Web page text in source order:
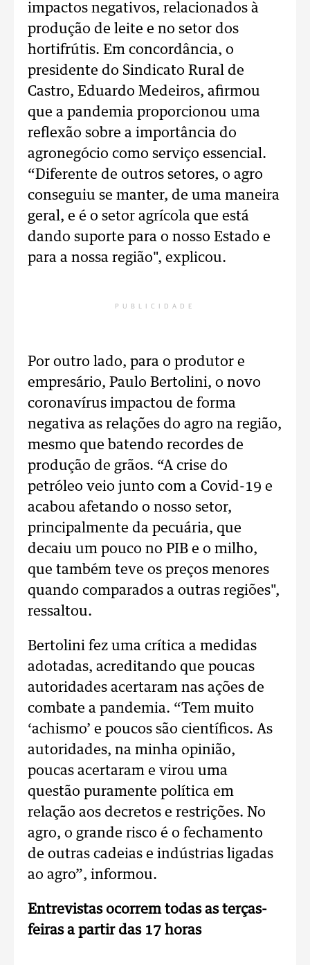
impactos negativos, relacionados à
produção de leite e no setor dos
hortifrútis. Em concordância, o
presidente do Sindicato Rural de
Castro, Eduardo Medeiros, afirmou
que a pandemia proporcionou uma
reflexão sobre a importância do
agronegócio como serviço essencial.
“Diferente de outros setores, o agro
conseguiu se manter, de uma maneira
geral, e é o setor agrícola que está
dando suporte para o nosso Estado e
para a nossa região", explicou.
PUBLICIDADE
Por outro lado, para o produtor e
empresário, Paulo Bertolini, o novo
coronavírus impactou de forma
negativa as relações do agro na região,
mesmo que batendo recordes de
produção de grãos. “A crise do
petróleo veio junto com a Covid-19 e
acabou afetando o nosso setor,
principalmente da pecuária, que
decaiu um pouco no PIB e o milho,
que também teve os preços menores
quando comparados a outras regiões",
ressaltou.
Bertolini fez uma crítica a medidas
adotadas, acreditando que poucas
autoridades acertaram nas ações de
combate a pandemia. “Tem muito
‘achismo’ e poucos são científicos. As
autoridades, na minha opinião,
poucas acertaram e virou uma
questão puramente política em
relação aos decretos e restrições. No
agro, o grande risco é o fechamento
de outras cadeias e indústrias ligadas
ao agro”, informou.
Entrevistas ocorrem todas as terças-
feiras a partir das 17 horas